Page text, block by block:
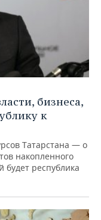
бизнеса,
к
Татарстана — о
накопленного
будет республика